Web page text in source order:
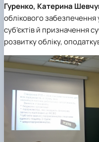
Гуренко, Катерина
облікового забезпечення
суб’єктів й призначення
розвитку обліку,